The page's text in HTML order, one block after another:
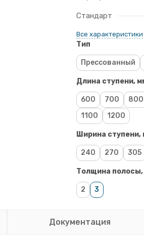
Стандарт
Все характеристики
Тип
Прессованный
Длина ступени,
600 700 800
1100
1200
Ширина ступени,
240 270 305
Толщина
2 3
Документация